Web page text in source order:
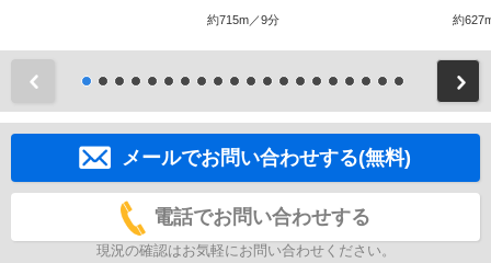
約715m／9分 約
メールでお問い合わせする(無料)
電話でお問い合わせする
現況の確認はお気軽にお問い合わせください。